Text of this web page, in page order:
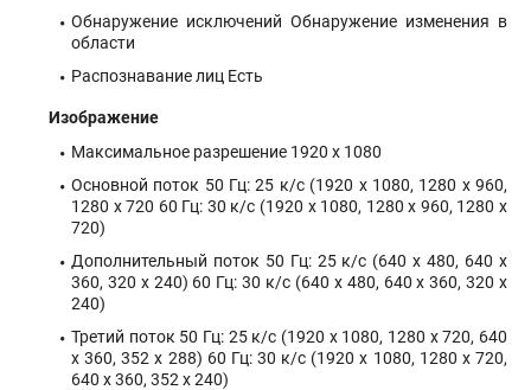
Обнаружение исключений Обнаружение изменения в
области
Распознавание лиц Есть
Изображение
Максимальное разрешение 1920 x 1080
Основной поток 50 Гц: 25 к/с (1920 x 1080, 1280 x 960,
1280 x 720 60 Гц: 30 к/с (1920 x 1080, 1280 x 960, 1280 x
720)
Дополнительный поток 50 Гц: 25 к/с (640 x 480, 640 x
360, 320 x 240) 60 Гц: 30 к/с (640 x 480, 640 x 360, 320 x
240)
Третий поток 50 Гц: 25 к/с (1920 x 1080, 1280 x 720, 640
x 360, 352 x 288) 60 Гц: 30 к/с (1920 x 1080, 1280 x 720,
640 x 360, 352 x 240)